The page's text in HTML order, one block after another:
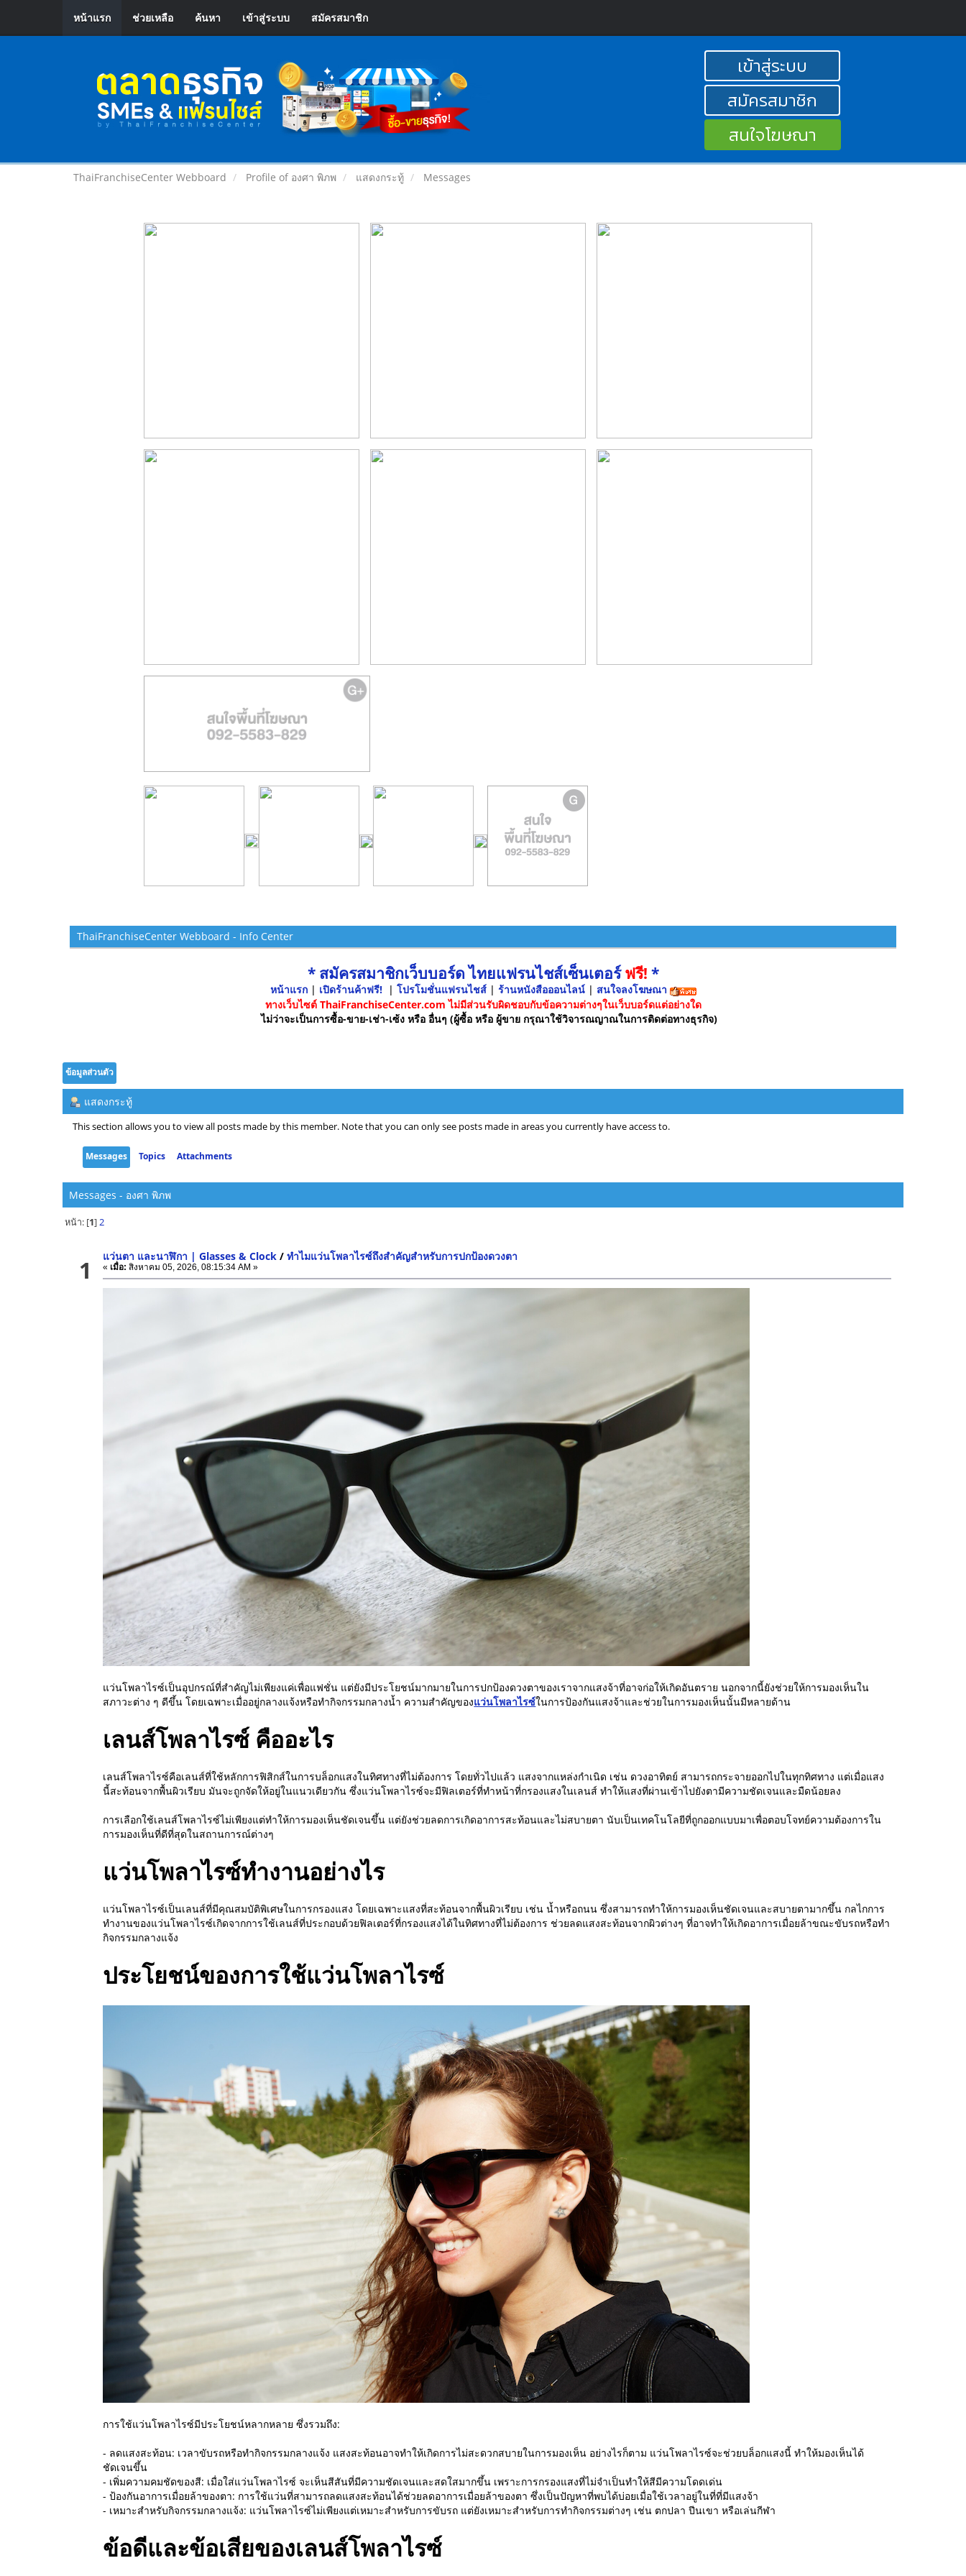
หน้าแรก ช่วยเหลือ ค้นหา เข้าสู่ระบบ สมัครสมาชิก
เข้าสู่ระบบ
สมัครสมาชิก
สนใจโฆษณา
ThaiFranchiseCenter Webboard Profile of องศา พิภพ แสดงกระทู้ Messages
ThaiFranchiseCenter Webboard - Info Center
* สมัครสมาชิกเว็บบอร์ด ไทยแฟรนไชส์เซ็นเตอร์ฟรี! *
หน้าแรก| เปิดร้านค้าฟรี! | โปรโมชั่นแฟรนไชส์ | ร้านหนังสือออนไลน์ | สนใจลงโฆษณา
ทางเว็บไซต์ ThaiFranchiseCenter.com ไม่มีส่วนรับผิดชอบกับข้อความต่างๆในเว็บบอร์ดแต่อย่างใด
ไม่ว่าจะเป็นการซื้อ-ขาย-เช่า-เซ้ง หรือ อื่นๆ (ผู้ซื้อ หรือ ผู้ขาย กรุณาใช้วิจารณญาณในการติดต่อทางธุรกิจ)
ข้อมูลส่วนตัว
แสดงกระทู้
This section allows you to view all posts made by this member. Note that you can only see posts made in areas you currently have access to.
Messages Topics Attachments
Messages - องศา พิภพ
หน้า: [1]2
1 แว่นตา และนาฬิกา | Glasses & Clock /ทำไมแว่นโพลาไรซ์ถึงสำคัญสำหรับการปกป้องดวงตา
« เมื่อ: สิงหาคม 05, 2026, 08:15:34 AM »
แว่นโพลาไรซ์เป็นอุปกรณ์ที่สำคัญไม่เพียงแค่เพื่อแฟชั่น แต่ยังมีประโยชน์มากมายในการปกป้องดวงตาของเราจากแสงจ้าที่อาจก่อให้เกิดอันตราย นอกจากนี้ยังช่วยให้การมองเห็นใน
สภาวะต่าง ๆ ดีขึ้น โดยเฉพาะเมื่ออยู่กลางแจ้งหรือทำกิจกรรมกลางน้ำ ความสำคัญของแว่นโพลาไรซ์ในการป้องกันแสงจ้าและช่วยในการมองเห็นนั้นมีหลายด้าน
เลนส์โพลาไรซ์ คืออะไร
เลนส์โพลาไรซ์คือเลนส์ที่ใช้หลักการฟิสิกส์ในการบล็อกแสงในทิศทางที่ไม่ต้องการ โดยทั่วไปแล้ว แสงจากแหล่งกำเนิด เช่น ดวงอาทิตย์ สามารถกระจายออกไปในทุกทิศทาง แต่เมื่อแสง
นี้สะท้อนจากพื้นผิวเรียบ มันจะถูกจัดให้อยู่ในแนวเดียวกัน ซึ่งแว่นโพลาไรซ์จะมีฟิลเตอร์ที่ทำหน้าที่กรองแสงในเลนส์ ทำให้แสงที่ผ่านเข้าไปยังตามีความชัดเจนและมืดน้อยลง
การเลือกใช้เลนส์โพลาไรซ์ไม่เพียงแต่ทำให้การมองเห็นชัดเจนขึ้น แต่ยังช่วยลดการเกิดอาการสะท้อนและไม่สบายตา นับเป็นเทคโนโลยีที่ถูกออกแบบมาเพื่อตอบโจทย์ความต้องการใน
การมองเห็นที่ดีที่สุดในสถานการณ์ต่างๆ
แว่นโพลาไรซ์ทำงานอย่างไร
แว่นโพลาไรซ์เป็นเลนส์ที่มีคุณสมบัติพิเศษในการกรองแสง โดยเฉพาะแสงที่สะท้อนจากพื้นผิวเรียบ เช่น น้ำหรือถนน ซึ่งสามารถทำให้การมองเห็นชัดเจนและสบายตามากขึ้น กลไกการ
ทำงานของแว่นโพลาไรซ์เกิดจากการใช้เลนส์ที่ประกอบด้วยฟิลเตอร์ที่กรองแสงได้ในทิศทางที่ไม่ต้องการ ช่วยลดแสงสะท้อนจากผิวต่างๆ ที่อาจทำให้เกิดอาการเมื่อยล้าขณะขับรถหรือทำ
กิจกรรมกลางแจ้ง
ประโยชน์ของการใช้แว่นโพลาไรซ์
การใช้แว่นโพลาไรซ์มีประโยชน์หลากหลาย ซึ่งรวมถึง:
- ลดแสงสะท้อน: เวลาขับรถหรือทำกิจกรรมกลางแจ้ง แสงสะท้อนอาจทำให้เกิดการไม่สะดวกสบายในการมองเห็น อย่างไรก็ตาม แว่นโพลาไรซ์จะช่วยบล็อกแสงนี้ ทำให้มองเห็นได้
ชัดเจนขึ้น
- เพิ่มความคมชัดของสี: เมื่อใส่แว่นโพลาไรซ์ จะเห็นสีสันที่มีความชัดเจนและสดใสมากขึ้น เพราะการกรองแสงที่ไม่จำเป็นทำให้สีมีความโดดเด่น
- ป้องกันอาการเมื่อยล้าของตา: การใช้แว่นที่สามารถลดแสงสะท้อนได้ช่วยลดอาการเมื่อยล้าของตา ซึ่งเป็นปัญหาที่พบได้บ่อยเมื่อใช้เวลาอยู่ในที่ที่มีแสงจ้า
- เหมาะสำหรับกิจกรรมกลางแจ้ง: แว่นโพลาไรซ์ไม่เพียงแต่เหมาะสำหรับการขับรถ แต่ยังเหมาะสำหรับการทำกิจกรรมต่างๆ เช่น ตกปลา ปีนเขา หรือเล่นกีฬา
ข้อดีและข้อเสียของเลนส์โพลาไรซ์